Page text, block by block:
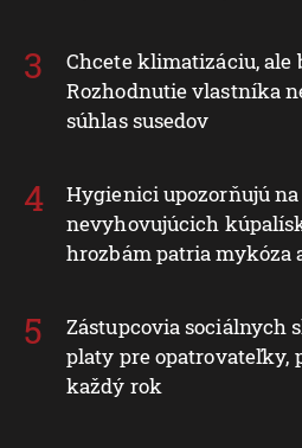
Chcete klimatizáciu, ale
Rozhodnutie vlastníka
súhlas susedov
Hygienici upozorňujú
nevyhovujúcich
hrozbám patria mykóza
Zástupcovia sociálnych
platy pre opatrovateľky,
každý rok